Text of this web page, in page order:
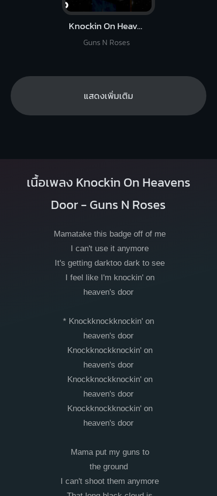
Knockin On Heavens Door
Guns N Roses
แสดงเพิ่มเติม
เนื้อเพลง Knockin On Heavens
Door - Guns N Roses
Mamatake this badge off of me
I can't use it anymore
It's getting darktoo dark to see
I feel like I'm knockin' on
heaven's door
* Knockknockknockin' on
heaven's door
Knockknockknockin' on
heaven's door
Knockknockknockin' on
heaven's door
Knockknockknockin' on
heaven's door
Mama put my guns to
the ground
I can't shoot them anymore